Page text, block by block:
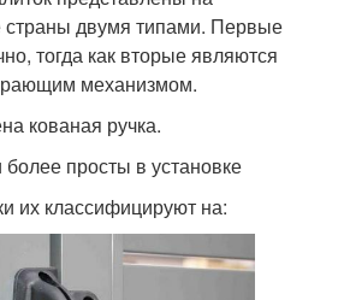
страны двумя типами. Первые
тогда как вторые являются
механизмом.
кованая ручка.
просты в установке
их классифицируют на: